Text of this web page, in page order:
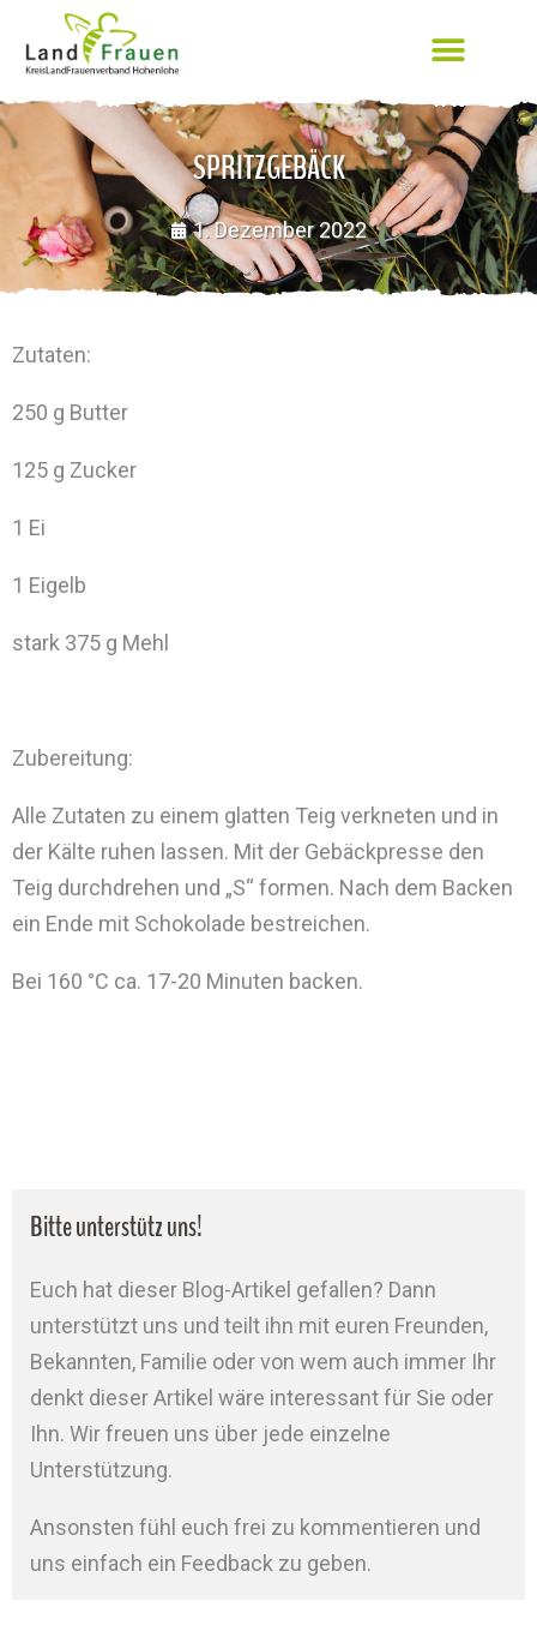
SPRITZGEBÄCK
1. Dezember 2022
Zutaten:
250 g Butter
125 g Zucker
1 Ei
1 Eigelb
stark 375 g Mehl
Zubereitung:
Alle Zutaten zu einem glatten Teig verkneten und in
der Kälte ruhen lassen. Mit der Gebäckpresse den
Teig durchdrehen und „S“ formen. Nach dem Backen
ein Ende mit Schokolade bestreichen.
Bei 160 °C ca. 17-20 Minuten backen.
Bitte unterstütz uns!
Euch hat dieser Blog-Artikel gefallen? Dann
unterstützt uns und teilt ihn mit euren Freunden,
Bekannten, Familie oder von wem auch immer Ihr
denkt dieser Artikel wäre interessant für Sie oder
Ihn. Wir freuen uns über jede einzelne
Unterstützung.
Ansonsten fühl euch frei zu kommentieren und
uns einfach ein Feedback zu geben.